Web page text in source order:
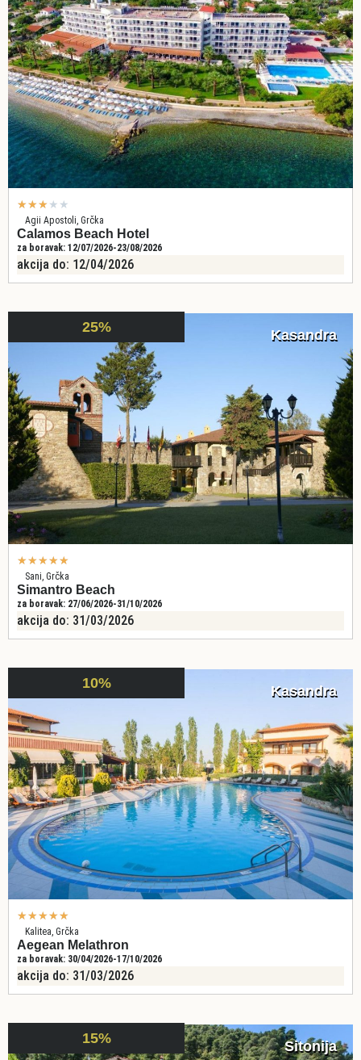
★★★ ★ ★
Agii Apostoli, Grčka
Calamos Beach Hotel
za boravak: 12/07/2026-23/08/2026
akcija do: 12/04/2026
25% Kasandra
★★★★★
Sani, Grčka
Simantro Beach
za boravak: 27/06/2026-31/10/2026
akcija do: 31/03/2026
10% Kasandra
★★★★★
Kalitea, Grčka
Aegean Melathron
za boravak: 30/04/2026-17/10/2026
akcija do: 31/03/2026
15% Sitonija